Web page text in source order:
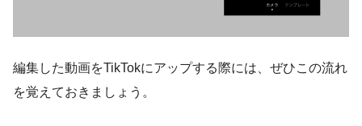
編集した動画をTikTokにアップする際には、ぜひこの流れ
を覚えておきましょう。